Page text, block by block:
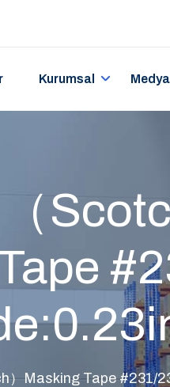
Kurumsal Medya
（
）Masking Tape #231/